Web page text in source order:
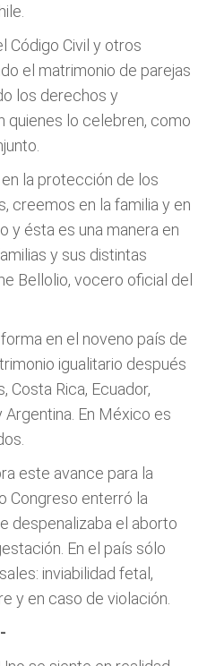
Código Civil y otros
el matrimonio de parejas
los derechos y
quienes lo celebren, como
la protección de los
creemos en la familia y en
y ésta es una manera en
y sus distintas
Bellolio, vocero oficial del
en el noveno país de
igualitario después
Costa Rica, Ecuador,
Argentina. En México es
este avance para la
Congreso enterró la
despenalizaba el aborto
En el país sólo
inviabilidad fetal,
y en caso de violación.